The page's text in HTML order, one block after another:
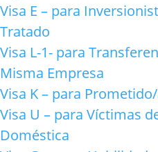
Visa E – para
Tratado
Visa L-1- para
Misma Empresa
Visa K – para
Visa U – para Víctimas
Doméstica